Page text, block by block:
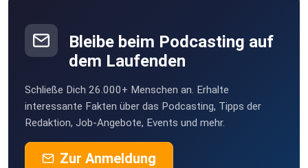
Bleibe beim Podcasting auf
dem Laufenden
Schließe Dich 26.000+ Menschen an. Erhalte
interessante Fakten über das Podcasting, Tipps der
Redaktion, Job-Angebote, Events und mehr.
Zur Anmeldung